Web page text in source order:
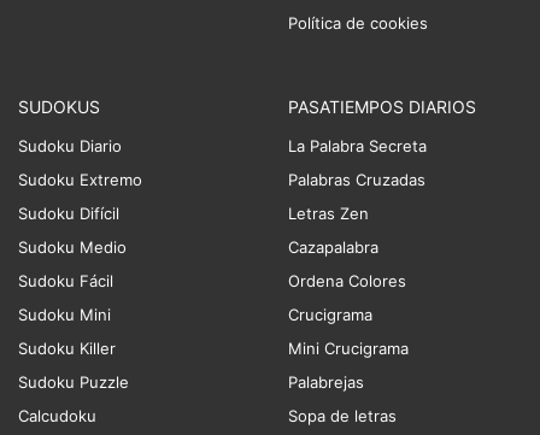
Política de cookies
SUDOKUS
Sudoku Diario
Sudoku Extremo
Sudoku Difícil
Sudoku Medio
Sudoku Fácil
Sudoku Mini
Sudoku Killer
Sudoku Puzzle
Calcudoku
PASATIEMPOS DIARIOS
La Palabra Secreta
Palabras Cruzadas
Letras Zen
Cazapalabra
Ordena Colores
Crucigrama
Mini Crucigrama
Palabrejas
Sopa de letras